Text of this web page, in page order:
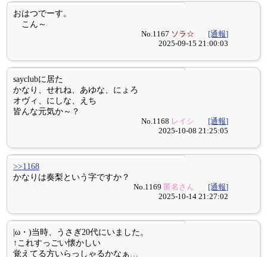
おはつでーす。
こん～
No.1167 ソラ☆
[通報]
2025-09-15 21:00:03
sayclubに居た
かなり、せれね、あゆな、にょろ
オヴィ、にしな、えち
皆んな元気か～？
No.1168 レイシ
[通報]
2025-10-08 21:25:05
>>1168
かなりは奏梨という字ですか？
No.1169 匿名さん
[通報]
2025-10-14 21:27:02
|ω・)当時、うさぎ20代にいました。
↑これすっごい懐かしい
覚えてる方いらっしゃるかなぁ…